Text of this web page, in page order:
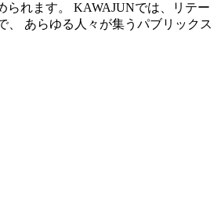
られます。 KAWAJUNでは、リテー
あらゆる人々が集うパブリックス